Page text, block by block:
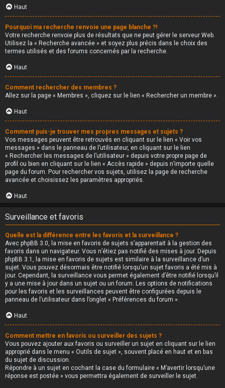
Haut
Pourquoi ma recherche renvoie une page blanche ?!
Votre recherche renvoie plus de résultats que ne peut gérer le serveur Web.
Utilisez la « Recherche avancée » et soyez plus précis dans le choix des
termes utilisés et des forums concernés par la recherche.
Haut
Comment rechercher des membres ?
Allez sur la page « Membres », cliquez sur le lien « Rechercher un membre ».
Haut
Comment puis-je trouver mes propres messages et sujets ?
Vos messages peuvent être retrouvés en cliquant sur le lien « Voir vos
messages » dans le panneau de l’utilisateur, en cliquant sur le lien
« Rechercher les messages de l’utilisateur » depuis votre propre page de
profil ou bien en cliquant sur le lien « Accès rapide » depuis n’importe quelle
page du forum. Pour rechercher vos sujets, utilisez la page de recherche
avancée et choisissez les paramètres appropriés.
Haut
Surveillance et favoris
Quelle est la différence entre les favoris et la surveillance ?
Avec phpBB 3.0, la mise en favoris de sujets s’apparentait à la gestion des
favoris dans un navigateur. Vous n’étiez pas notifié des mises à jour. Depuis
phpBB 3.1, la mise en favoris de sujets est similaire à la surveillance d’un
sujet. Vous pouvez désormais être notifié lorsqu’un sujet favoris a été mis à
jour. Cependant, la surveillance vous permet également d’être notifié lorsqu’il
y a une mise à jour dans un sujet ou un forum. Les options de notifications
pour les favoris et les surveillances peuvent être configurées depuis le
panneau de l’utilisateur dans l’onglet « Préférences du forum ».
Haut
Comment mettre en favoris ou surveiller des sujets ?
Vous pouvez ajouter aux favoris ou surveiller un sujet en cliquant sur le lien
approprié dans le menu « Outils de sujet », souvent placé en haut et en bas
du sujet de discussion.
Répondre à un sujet en cochant la case du formulaire « M’avertir lorsqu’une
réponse est postée » vous permettra également de surveiller le sujet.